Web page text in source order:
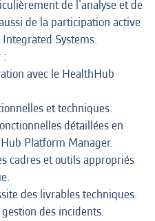
de l'analyse et de
de la participation active
Systems.
:
avec le HealthHub
et techniques.
détaillées en
Platform Manager.
cadres et outils appropriés
des livrables techniques.
des incidents.